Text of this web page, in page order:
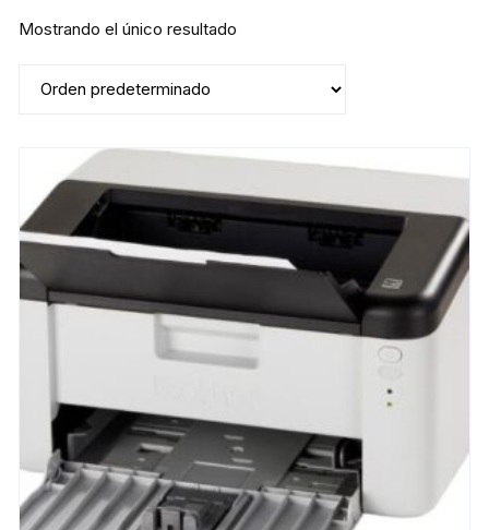
Mostrando el único resultado